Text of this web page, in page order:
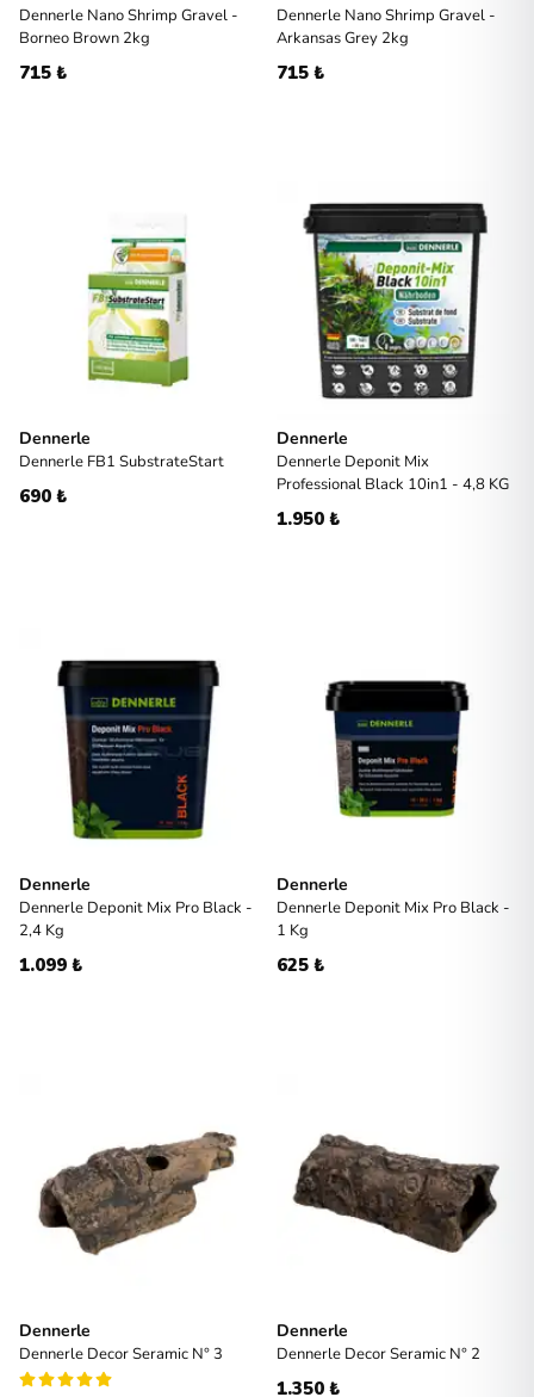
Dennerle Nano Shrimp Gravel -
Borneo Brown 2kg
715 ₺
Dennerle Nano Shrimp Gravel -
Arkansas Grey 2kg
715 ₺
Dennerle
Dennerle FB1 SubstrateStart
690 ₺
Dennerle
Dennerle Deponit Mix
Professional Black 10in1 - 4,8 KG
1.950 ₺
Dennerle
Dennerle Deponit Mix Pro Black -
2,4 Kg
1.099 ₺
Dennerle
Dennerle Deponit Mix Pro Black -
1 Kg
625 ₺
Dennerle
Dennerle Decor Seramic N° 3
Dennerle
Dennerle Decor Seramic N° 2
1.350 ₺